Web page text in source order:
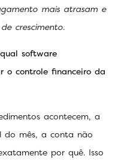
mais atrasam e
crescimento.
software
o controle financeiro da
acontecem, a
do mês, a conta não
por quê. Isso